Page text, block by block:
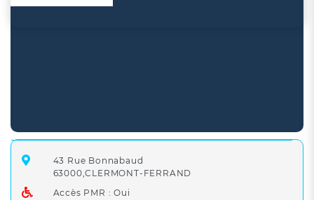
43 Rue Bonnabaud
63000,CLERMONT-FERRAND
Accès PMR : Oui